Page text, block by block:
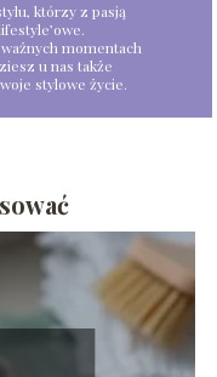
którzy z pasją
momentach
u nas także
stylowe życie.